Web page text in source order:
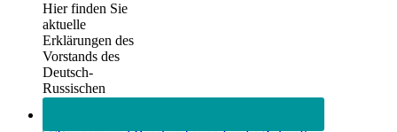
Hier finden Sie
aktuelle
Erklärungen des
Vorstands des
Deutsch-
Russischen
Forums e.V.